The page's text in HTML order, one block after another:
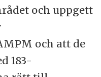
och uppgett
och att de
183-